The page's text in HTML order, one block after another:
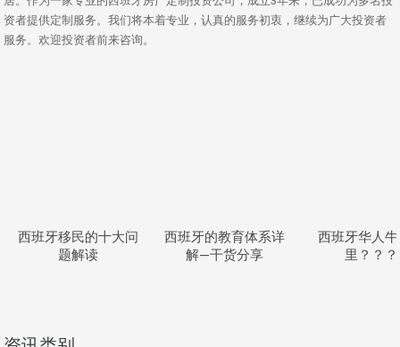
资者提供定制服务。我们将本着专业，认真的服务初衷，继续为广大投资者
服务。欢迎投资者前来咨询。
西班牙移民的十大问
题解读
西班牙的教育体系详
解—干货分享
西班牙华人
里？？？